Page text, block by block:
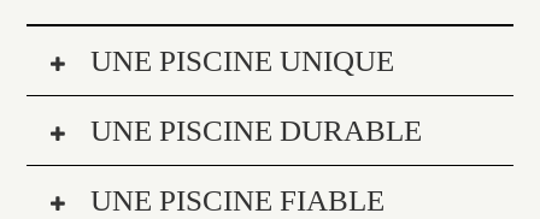
UNE PISCINE UNIQUE
UNE PISCINE DURABLE
UNE PISCINE FIABLE